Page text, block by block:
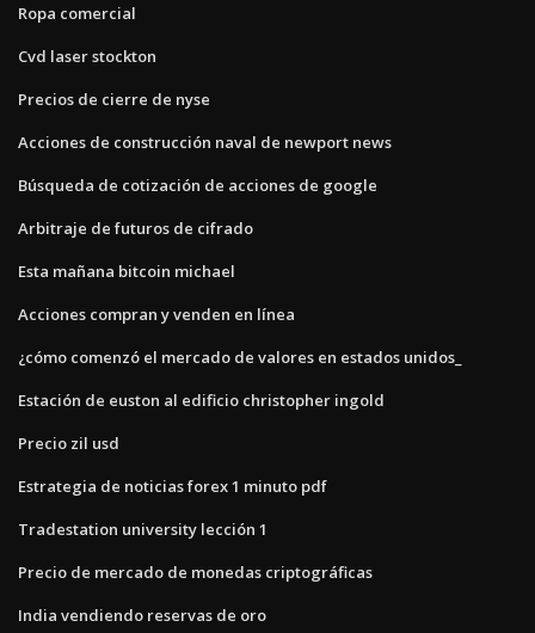
Ropa comercial
Cvd laser stockton
Precios de cierre de nyse
Acciones de construcción naval de newport news
Búsqueda de cotización de acciones de google
Arbitraje de futuros de cifrado
Esta mañana bitcoin michael
Acciones compran y venden en línea
¿cómo comenzó el mercado de valores en estados unidos_
Estación de euston al edificio christopher ingold
Precio zil usd
Estrategia de noticias forex 1 minuto pdf
Tradestation university lección 1
Precio de mercado de monedas criptográficas
India vendiendo reservas de oro